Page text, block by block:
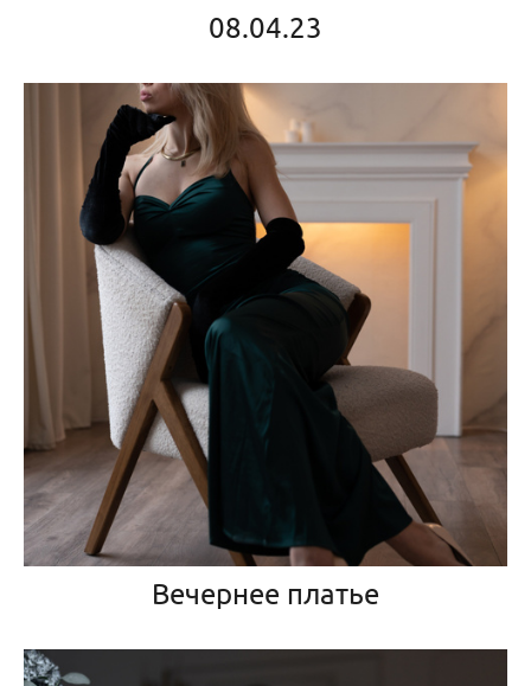
08.04.23
Вечернее платье